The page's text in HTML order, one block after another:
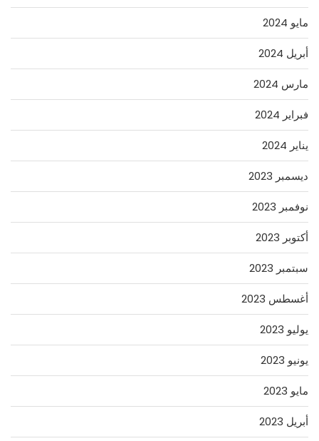
مايو 2024
أبريل 2024
مارس 2024
فبراير 2024
يناير 2024
ديسمبر 2023
نوفمبر 2023
أكتوبر 2023
سبتمبر 2023
أغسطس 2023
يوليو 2023
يونيو 2023
مايو 2023
أبريل 2023